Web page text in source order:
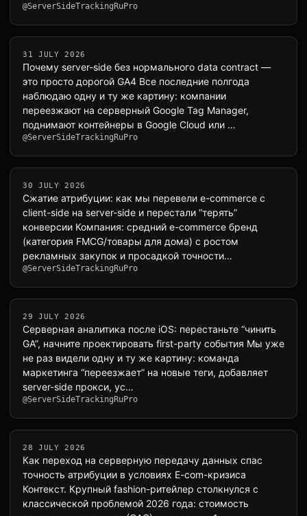
@ServerSideTrackingRuPro
31 JULY 2026
Почему server-side без нормального data contract —
это просто дорогой GA4 Все последние полгода
наблюдаю одну и ту же картину: компании
переезжают на серверный Google Tag Manager,
поднимают контейнеры в Google Cloud или …
@ServerSideTrackingRuPro
30 JULY 2026
Сжатие атрибуции: как мы перевели e-commerce с
client-side на server-side и перестали “терять”
конверсии Компания: средний e-commerce бренд
(категория FMCG/товары для дома) с ростом
рекламных закупок и просадкой точности…
@ServerSideTrackingRuPro
29 JULY 2026
Серверная аналитика после iOS: перестаньте “чинить
GA”, начните проектировать first-party события Мы уже
не раз видели одну и ту же картину: команда
маркетинга “переезжает” на новые теги, добавляет
server-side прокси, ус…
@ServerSideTrackingRuPro
28 JULY 2026
Как переход на серверную передачу данных спас
точность атрибуции в условиях E-com-кризиса
Контекст. Крупный fashion-ритейлер столкнулся с
классической проблемой 2026 года: стоимость